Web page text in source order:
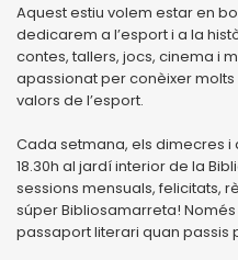
Aquest estiu volem estar en
dedicarem a l’esport i a la
contes, tallers, jocs, cinema i
apassionat per conèixer
valors de l’esport.
Cada setmana, els dimecres i
18.30h al jardí interior de la
sessions mensuals, felicitats,
súper Bibliosamarreta!
passaport literari quan passis